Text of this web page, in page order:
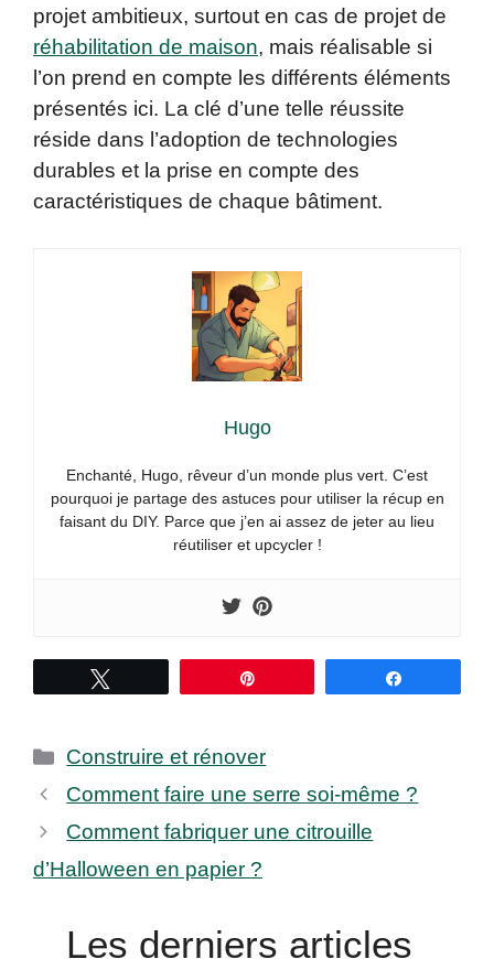
projet ambitieux, surtout en cas de projet de
réhabilitation de maison, mais réalisable si
l’on prend en compte les différents éléments
présentés ici. La clé d’une telle réussite
réside dans l’adoption de technologies
durables et la prise en compte des
caractéristiques de chaque bâtiment.
Hugo
Enchanté, Hugo, rêveur d’un monde plus vert. C’est
pourquoi je partage des astuces pour utiliser la récup en
faisant du DIY. Parce que j’en ai assez de jeter au lieu
réutiliser et upcycler !
Catégories
Construire et rénover
Comment faire une serre soi-même ?
Comment fabriquer une citrouille
d’Halloween en papier ?
Les derniers articles